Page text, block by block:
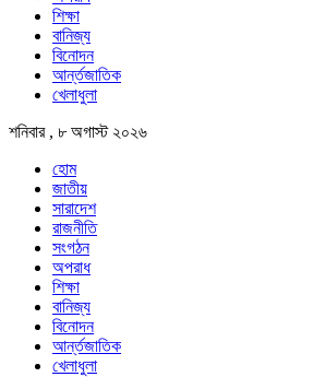
শিক্ষা
বানিজ্য
বিনোদন
আর্ন্তজাতিক
খেলাধুলা
শনিবার , ৮ অগাস্ট ২০২৬
হোম
জাতীয়
সারাদেশ
রাজনীতি
সংগঠন
অপরাধ
শিক্ষা
বানিজ্য
বিনোদন
আর্ন্তজাতিক
খেলাধুলা